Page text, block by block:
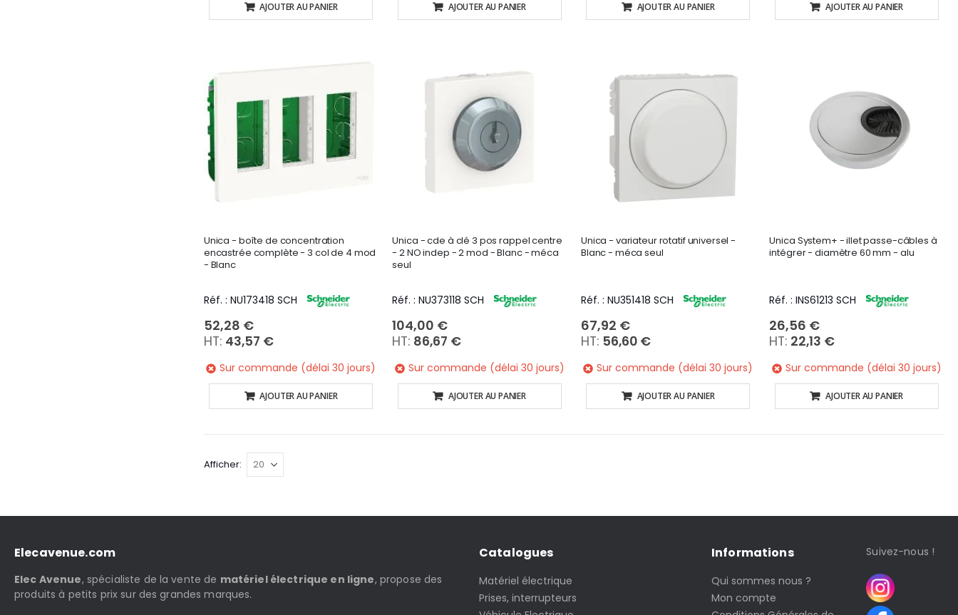
AJOUTER AU PANIER AJOUTER AU PANIER AJOUTER AU PANIER AJOUTER AU PANIER
Unica - boîte de concentration
encastrée complète - 3 col de 4 mod
- Blanc
Réf. : NU173418 SCH
52,28 €
43,57 €
Sur commande (délai 30 jours)
AJOUTER AU PANIER
Unica - cde à clé 3 pos rappel centre
- 2 NO indep - 2 mod - Blanc - méca
seul
Réf. : NU373118 SCH
104,00 €
86,67 €
Sur commande (délai 30 jours)
AJOUTER AU PANIER
Unica - variateur rotatif universel -
Blanc - méca seul
Réf. : NU351418 SCH
67,92 €
56,60 €
Sur commande (délai 30 jours)
AJOUTER AU PANIER
Unica System+ - illet passe-câbles à
intégrer - diamètre 60 mm - alu
Réf. : INS61213 SCH
26,56 €
22,13 €
Sur commande (délai 30 jours)
AJOUTER AU PANIER
Afficher
Elecavenue.com
Elec Avenue, spécialiste de la vente de matériel électrique en ligne, propose des
produits à petits prix sur des grandes marques.
Catalogues
Matériel électrique
Prises, interrupteurs
Informations
Qui sommes nous ?
Mon compte
Suivez-nous !